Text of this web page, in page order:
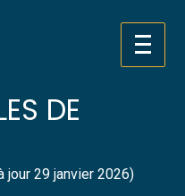
: MISE À
DE
jour 29 janvier 2026)